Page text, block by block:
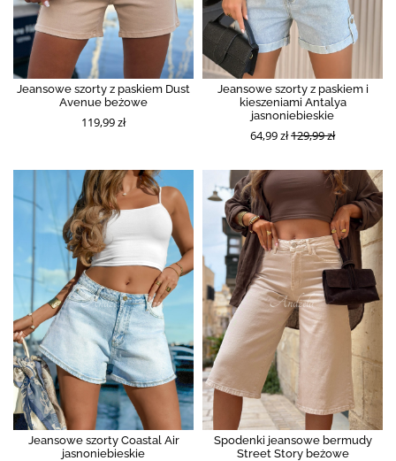
Jeansowe szorty z paskiem Dust
Avenue beżowe
119,99 zł
Jeansowe szorty z paskiem i
kieszeniami Antalya
jasnoniebieskie
64,99 zł129,99 zł
Jeansowe szorty Coastal Air
jasnoniebieskie
Spodenki jeansowe bermudy
Street Story beżowe